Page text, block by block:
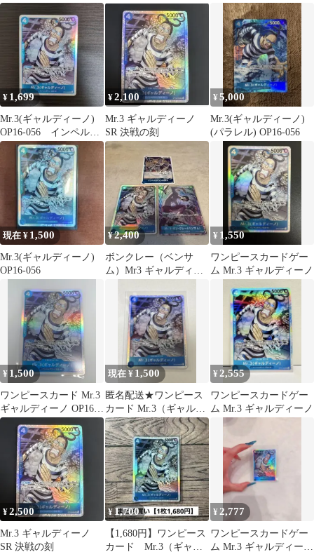
スカード
¥ 1,699
Mr.3(ギャルディーノ)
OP16-056 インペルダ
ウンの囚人2枚付き
¥2,100
Mr.3 ギャルディーノ
SR 決戦の刻
¥5,000
Mr.3(ギャルディーノ)
(パラレル) OP16-056
現在 ¥ 1,500
Mr.3(ギャルディーノ)
OP16-056
¥2,400
ボンクレー（ベンサ
ム）Mr3 ギャルディー
ト 決戦の刻
¥ 1,550
ワンピースカードゲー
ム Mr.3 ギャルディーノ
¥ 1,500
ワンピースカード Mr.3
ギャルディーノ OP16-
056 SR 決戦の刻
現在 ¥1,500
匿名配送★ワンピース
カード Mr.3（ギャルデ
ィーノ）SR
¥ 2,555
ワンピースカードゲー
ム Mr.3 ギャルディーノ
¥2,500
Mr.3 ギャルディーノ
SR 決戦の刻
¥1,700
【1,680円】ワンピース
カード Mr.3（ギャル
¥2,777
ワンピースカードゲー
ム Mr.3 ギャルディーノ